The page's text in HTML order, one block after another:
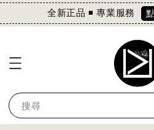
全新正品 ◾️ 專業服務
搜尋